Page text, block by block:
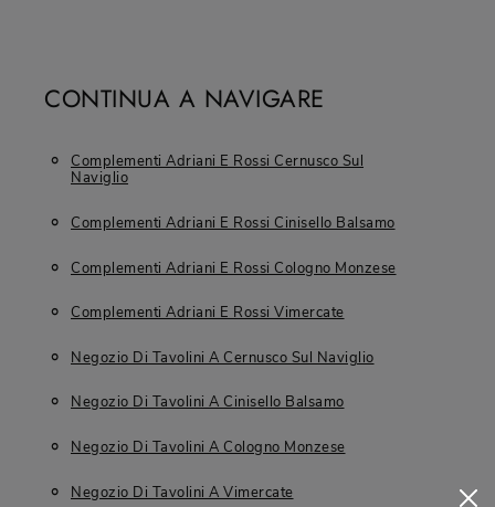
CONTINUA A NAVIGARE
Complementi Adriani E Rossi Cernusco Sul
Naviglio
Complementi Adriani E Rossi Cinisello Balsamo
Complementi Adriani E Rossi Cologno Monzese
Complementi Adriani E Rossi Vimercate
Negozio Di Tavolini A Cernusco Sul Naviglio
Negozio Di Tavolini A Cinisello Balsamo
Negozio Di Tavolini A Cologno Monzese
Negozio Di Tavolini A Vimercate